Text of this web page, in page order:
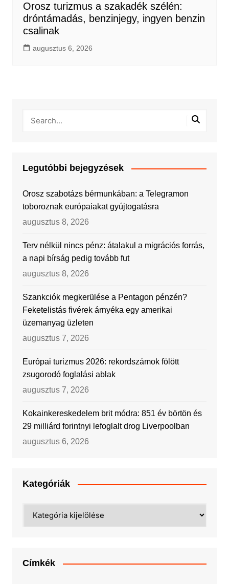
Orosz turizmus a szakadék szélén:
dróntámadás, benzinjegy, ingyen benzin
csalinak
augusztus 6, 2026
Legutóbbi bejegyzések
Orosz szabotázs bérmunkában: a Telegramon
toboroznak európaiakat gyújtogatásra
augusztus 8, 2026
Terv nélkül nincs pénz: átalakul a migrációs forrás,
a napi bírság pedig tovább fut
augusztus 8, 2026
Szankciók megkerülése a Pentagon pénzén?
Feketelistás fivérek árnyéka egy amerikai
üzemanyag üzleten
augusztus 7, 2026
Európai turizmus 2026: rekordszámok fölött
zsugorodó foglalási ablak
augusztus 7, 2026
Kokainkereskedelem brit módra: 851 év börtön és
29 milliárd forintnyi lefoglalt drog Liverpoolban
augusztus 6, 2026
Kategóriák
Címkék